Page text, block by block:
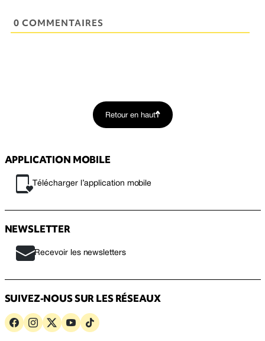
0 COMMENTAIRES
Retour en haut
APPLICATION MOBILE
Télécharger l’application mobile
NEWSLETTER
Recevoir les newsletters
SUIVEZ-NOUS SUR LES RÉSEAUX